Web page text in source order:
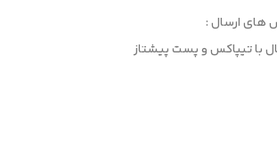
های ارسال :
با تیپاکس و پست پیشتاز